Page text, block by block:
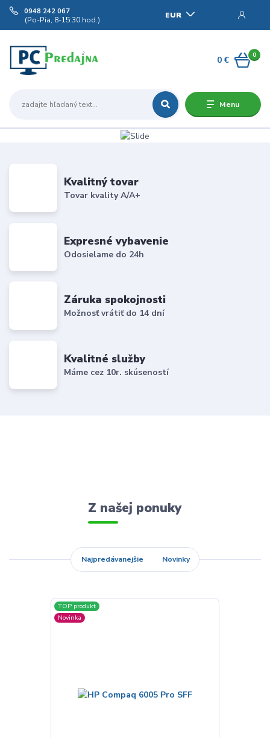
Menu
0948 242 067
(Po-Pia, 8-15:30 hod.) EUR
0
0 €
Kvalitný tovar
Tovar kvality A/A+
Expresné vybavenie
Odosielame do 24h
Záruka spokojnosti
Možnosť vrátiť do 14 dní
Kvalitné služby
Máme cez 10r. skúseností
Z našej ponuky
Najpredávanejšie Novinky
TOP produkt
Novinka